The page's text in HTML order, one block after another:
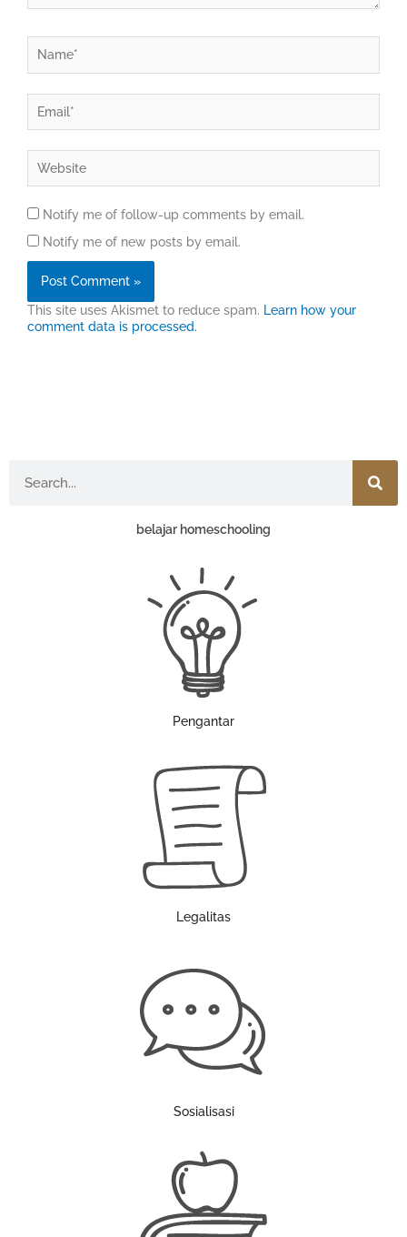
Notify me of follow-up comments by email.
Notify me of new posts by email.
This site uses Akismet to reduce spam. Learn how your
comment data is processed.
belajar homeschooling
Pengantar
Legalitas
Sosialisasi